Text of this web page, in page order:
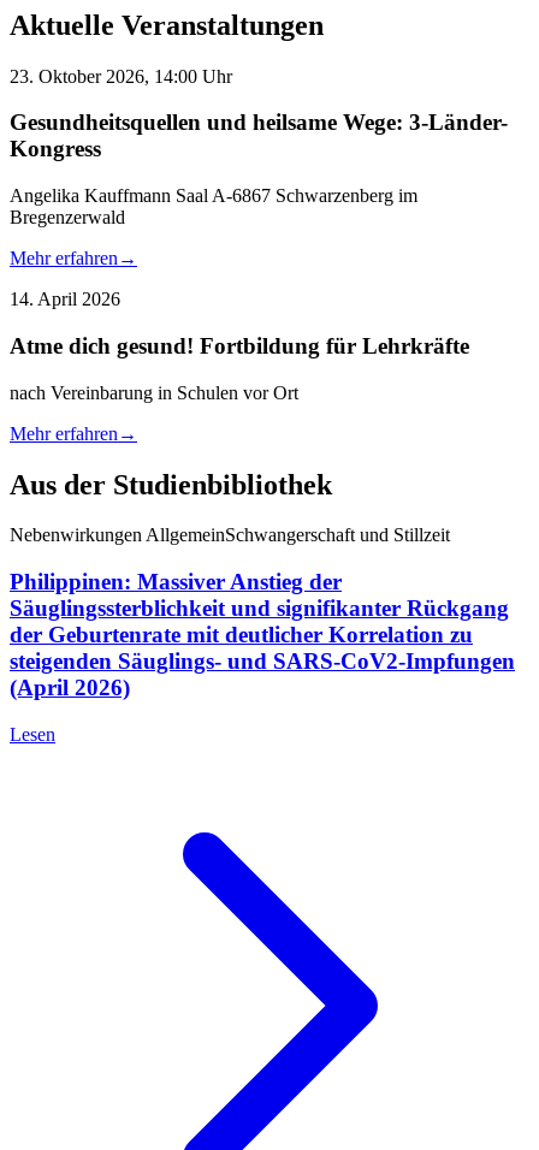
Aktuelle Veranstaltungen
23. Oktober 2026, 14:00 Uhr
Gesundheitsquellen und heilsame Wege: 3-Länder-
Kongress
Angelika Kauffmann Saal A-6867 Schwarzenberg im
Bregenzerwald
Mehr erfahren →
14. April 2026
Atme dich gesund! Fortbildung für Lehrkräfte
nach Vereinbarung in Schulen vor Ort
Mehr erfahren →
Aus der Studienbibliothek
Nebenwirkungen AllgemeinSchwangerschaft und Stillzeit
Philippinen: Massiver Anstieg der
Säuglingssterblichkeit und signifikanter Rückgang
der Geburtenrate mit deutlicher Korrelation zu
steigenden Säuglings- und SARS-CoV2-Impfungen
(April 2026)
Lesen